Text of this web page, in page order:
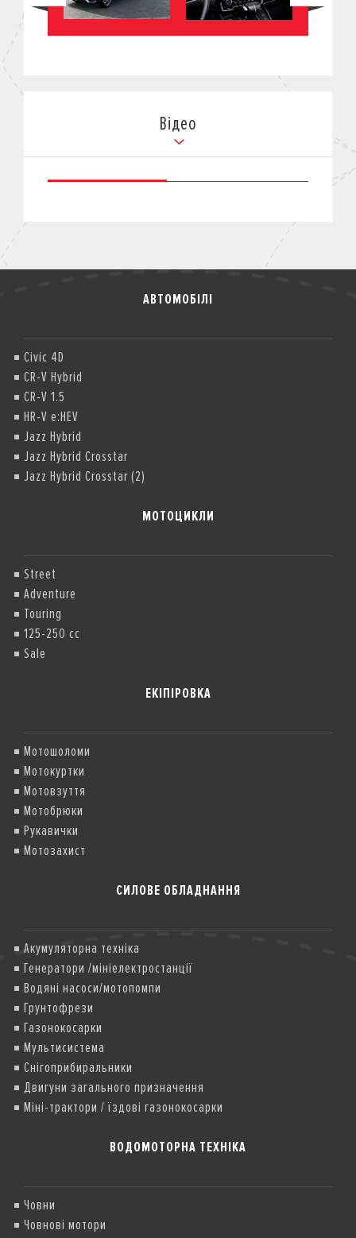
Відео
АВТОМОБІЛІ
Civic 4D
CR-V Hybrid
CR-V 1.5
HR-V e:HEV
Jazz Hybrid
Jazz Hybrid Crosstar
Jazz Hybrid Crosstar (2)
МОТОЦИКЛИ
Street
Adventure
Touring
125-250 cc
Sale
ЕКІПІРОВКА
Мотошоломи
Мотокуртки
Мотовзуття
Мотобрюки
Рукавички
Мотозахист
СИЛОВЕ ОБЛАДНАННЯ
Акумуляторна техніка
Генератори /мініелектростанції
Водяні насоси/мотопомпи
Грунтофрези
Газонокосарки
Мультисистема
Снігоприбиральники
Двигуни загального призначення
Міні-трактори / їздові газонокосарки
ВОДОМОТОРНА ТЕХНІКА
Човни
Човнові мотори